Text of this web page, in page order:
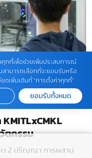
ตกรรม
2 ปริญญา การผสาน
นคุกกี้เพื่อช่วยเพิ่มประสบการณ์
สามารถเลือกที่จะยอมรับหรือ
ดเพิ่มเติมที่ “การตั้งค่าคุกกี้”
ยอมรับทั้งหมด